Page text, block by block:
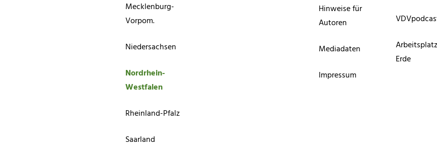
Mecklenburg-
Vorpom.
Niedersachsen
Nordrhein-
Westfalen
Rheinland-Pfalz
Saarland
Hinweise für
Autoren
Mediadaten
Impressum
Erde